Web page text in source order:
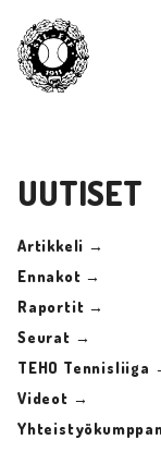
UUTISET
Artikkeli →
Ennakot →
Raportit →
Seurat →
TEHO Tennisliiga
Videot →